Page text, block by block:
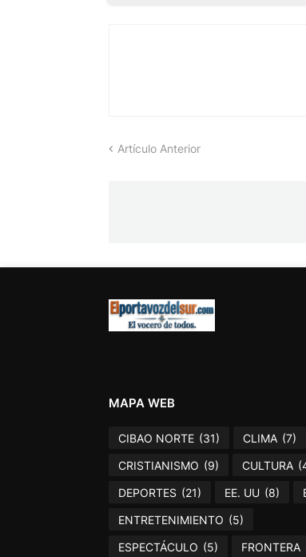
Artículo Anterior
MAPA WEB
CIBAO NORTE (31) CLIMA (7)
CRISTIANISMO (9) CULTURA
DEPORTES (21) EE. UU (8)
ENTRETENIMIENTO (5)
ESPECTÁCULO (5) FRONTERA